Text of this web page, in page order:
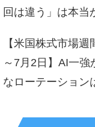
回は違う」は本当
【米国株式市場
～7月2日】AI一強
なローテーション